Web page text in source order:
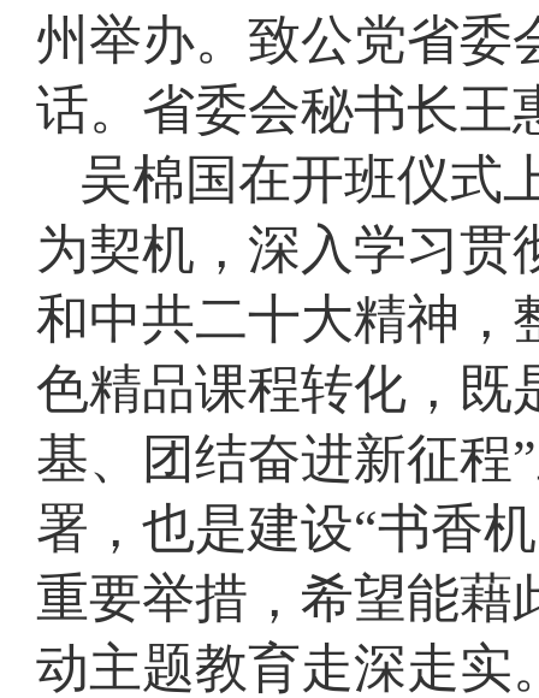
州举办。致公党省委
话。省委会秘书长王
吴棉国在开班仪式
为契机，深入学习贯
和中共二十大精神，
色精品课程转化，既
基、团结奋进新征程
署，也是建设“书香
重要举措，希望能藉
动主题教育走深走实